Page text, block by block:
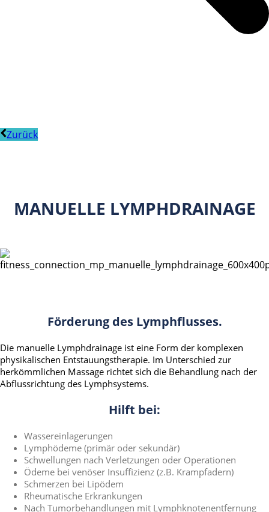
Zurück
MANUELLE LYMPHDRAINAGE
Förderung des Lymphflusses.
Die manuelle Lymphdrainage ist eine Form der komplexen
physikalischen Entstauungstherapie. Im Unterschied zur
herkömmlichen Massage richtet sich die Behandlung nach der
Abflussrichtung des Lymphsystems.
Hilft bei:
Wassereinlagerungen
Lymphödeme (primär oder sekundär)
Schwellungen nach Verletzungen oder Operationen
Ödeme bei venöser Insuffizienz (z.B. Krampfadern)
Schmerzen bei Lipödem
Rheumatische Erkrankungen
Nach Tumorbehandlungen mit Lymphknotenentfernung